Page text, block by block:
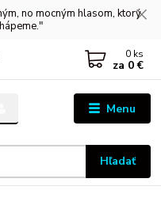
no mocným hlasom, ktorý
Menu
Hľadať
0 ks
za 0 €